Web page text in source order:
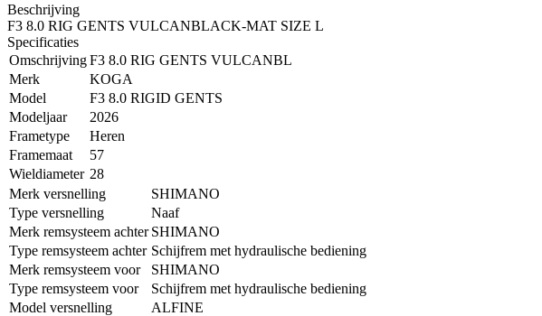
Beschrijving
F3 8.0 RIG GENTS VULCANBLACK-MAT SIZE L
Specificaties
OmschrijvingF3 8.0 RIG GENTS VULCANBL
Merk
KOGA
Model
F3 8.0 RIGID GENTS
Modeljaar
2026
Frametype
Heren
Framemaat
57
Wieldiameter 28
Merk versnelling
SHIMANO
Type versnelling
Naaf
Merk remsysteem achter SHIMANO
Type remsysteem achter Schijfrem met hydraulische bediening
Merk remsysteem voor
SHIMANO
Type remsysteem voor
Schijfrem met hydraulische bediening
Model versnelling
ALFINE